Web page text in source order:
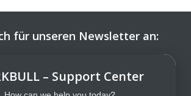
für unseren Newsletter an:
– Support Center